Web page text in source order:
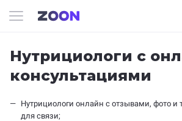
Нутрициологи с
консультациями
Нутрициологи онлайн c отзывами, фото и телефонами
для связи;